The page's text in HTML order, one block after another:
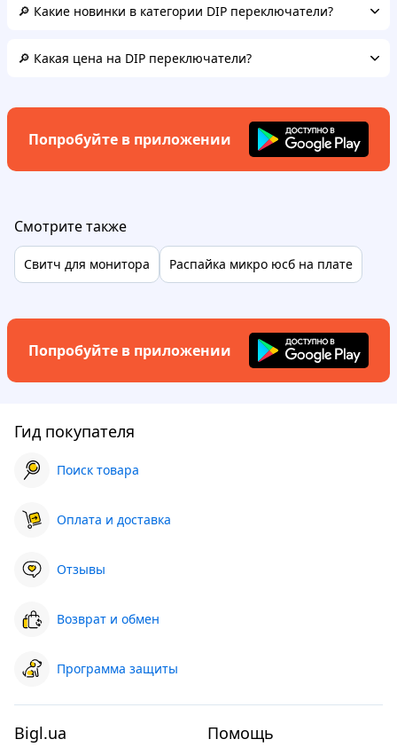
🔎 Какие новинки в категории DIP переключатели?
🔎 Какая цена на DIP переключатели?
Попробуйте в приложении
Смотрите также
Свитч для монитора Распайка микро юсб на плате
Попробуйте в приложении
Гид покупателя
Поиск товара
Оплата и доставка
Отзывы
Возврат и обмен
Программа защиты
Bigl.ua Помощь